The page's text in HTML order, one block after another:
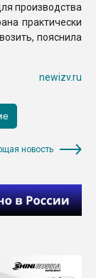
производства
практически
пояснила
newizv.ru
новость